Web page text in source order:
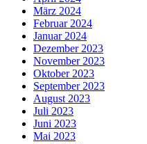
März 2024
Februar 2024
Januar 2024
Dezember 2023
November 2023
Oktober 2023
September 2023
August 2023
Juli 2023
Juni 2023
Mai 2023